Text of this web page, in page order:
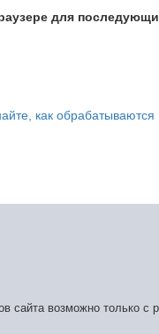
для
как
сайта возможно только с